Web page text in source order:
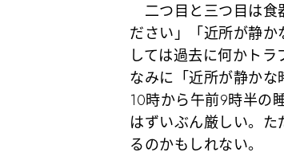
二つ目と三つ目は食
ださい」「近所が静
しては過去に何かト
なみに「近所が静か
10時から午前9時半の
はずいぶん厳しい。
るのかもしれない。